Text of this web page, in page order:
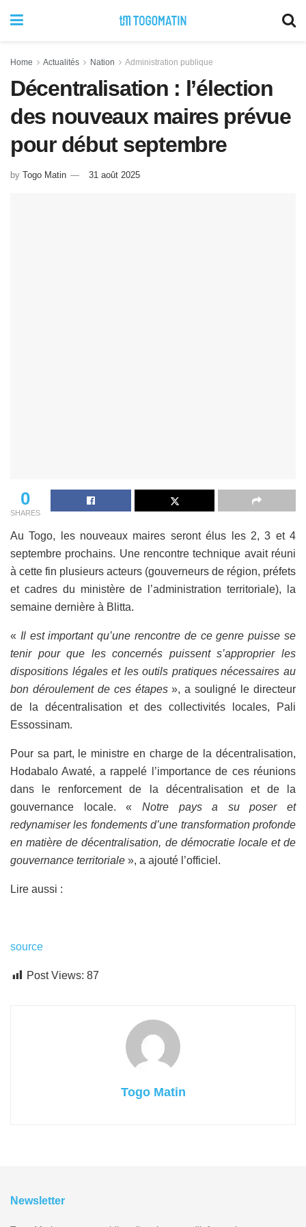
Home Actualités Nation Administration publique
Décentralisation : l’élection
des nouveaux maires prévue
pour début septembre
by Togo Matin 31 août 2025
0
SHARES
Au Togo, les nouveaux maires seront élus les 2, 3 et 4
septembre prochains. Une rencontre technique avait réuni
à cette fin plusieurs acteurs (gouverneurs de région, préfets
et cadres du ministère de l’administration territoriale), la
semaine dernière à Blitta.
« Il est important qu’une rencontre de ce genre puisse se
tenir pour que les concernés puissent s’approprier les
dispositions légales et les outils pratiques nécessaires au
bon déroulement de ces étapes», a souligné le directeur
de la décentralisation et des collectivités locales, Pali
Essossinam.
Pour sa part, le ministre en charge de la décentralisation,
Hodabalo Awaté, a rappelé l’importance de ces réunions
dans le renforcement de la décentralisation et de la
gouvernance locale. « Notre pays a su poser et
redynamiser les fondements d’une transformation profonde
en matière de décentralisation, de démocratie locale et de
gouvernance territoriale », a ajouté l’officiel.
Lire aussi :
source
Post Views: 87
Togo Matin
Newsletter